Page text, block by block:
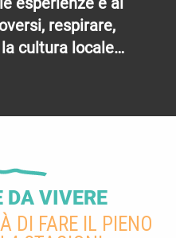
respirare,
cultura locale…
DA VIVERE
DI FARE IL PIENO